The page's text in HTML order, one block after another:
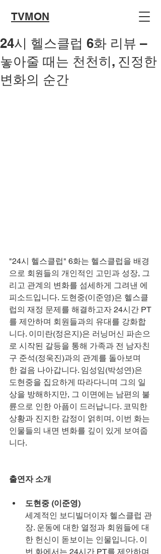
TVMON
24시 헬스클럽 6화 리뷰 –
놓아줄 때는 천천히, 진정한
변화의 순간
"24시 헬스클럽" 6화는 헬스클럽을 배경
으로 회원들의 개인적인 고민과 성장, 그
리고 관계의 변화를 섬세하게 그려낸 에
피소드입니다. 도현중(이준영)은 헬스클
럽의 재정 문제를 해결하고자 24시간 PT
를 제안하며 회원들과의 유대를 강화합
니다. 이미란(정은지)은 러닝머신 파손으
로 시작된 갈등을 통해 가족과 전 남자친
구 준석(정욱진)과의 관계를 돌아보며
한 걸음 나아갑니다. 임성임(박성연)은
도현중을 집요하게 따라다니며 그의 일
상을 방해하지만, 그 이면에는 남편의 불
륜으로 인한 아픔이 드러납니다. 코믹한
상황과 진지한 감정이 얽히며, 이번 화는
인물들의 내면 변화를 깊이 있게 보여줍
니다.
출연자 소개
도현중 (이준영)
세계적인 보디빌더이자 헬스클럽 관
장. 운동에 대한 열정과 회원들에 대
한 헌신이 돋보이는 인물입니다. 이
번 화에서는 24시간 PT를 제안하며